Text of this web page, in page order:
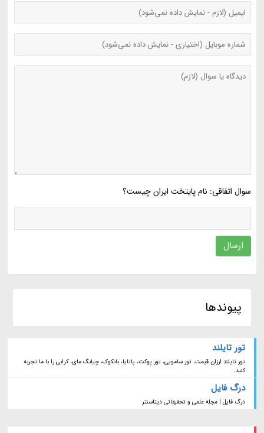
سوال اتفاقی: نام پایتخت ایران چیست؟
ارسال
پیوندها
تور تایلند
تور تایلند ارزان قیمت، تور سامویی، تور پوکت، پاتایا، بانکوک، چیانگ مای، کرابی را با ما تجربه
کنید.
درگ فایل
درگ فایل | مجله علمی و تحقیقاتی دیتاسنتر